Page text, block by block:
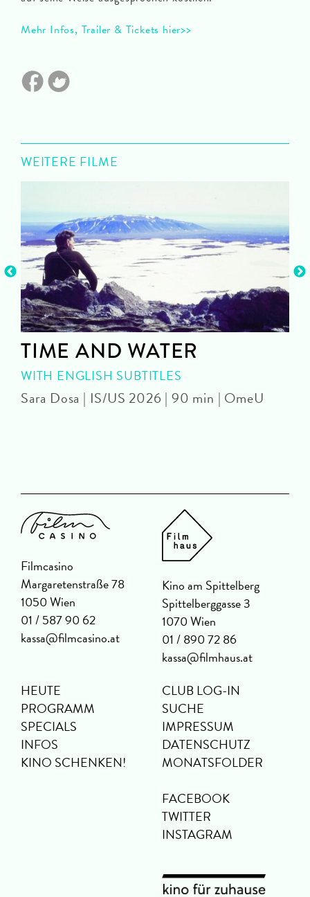
Mehr Infos, Trailer & Tickets hier>>
WEITERE FILME
TIME AND WATER
WITH ENGLISH SUBTITLES
Sara Dosa | IS/US 2026 | 90 min | OmeU
Filmcasino
Margaretenstraße 78
1050 Wien
01 / 587 90 62
kassa@filmcasino.at
Kino am Spittelberg
Spittelberggasse 3
1070 Wien
01 / 890 72 86
kassa@filmhaus.at
HEUTE
PROGRAMM
SPECIALS
INFOS
KINO SCHENKEN!
CLUB LOG-IN
SUCHE
IMPRESSUM
DATENSCHUTZ
MONATSFOLDER
FACEBOOK
TWITTER
INSTAGRAM